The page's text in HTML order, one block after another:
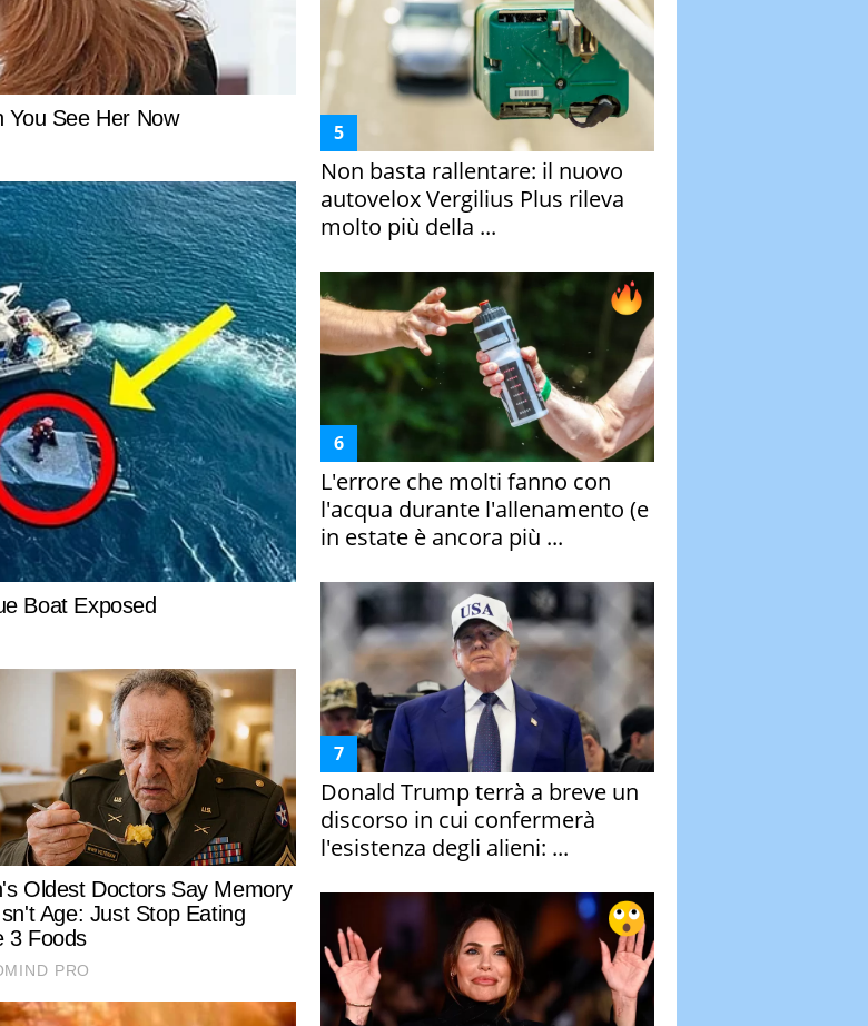
Non basta rallentare: il nuovo
autovelox Vergilius Plus rileva
molto più della ...
L'errore che molti fanno con
l'acqua durante l'allenamento (e
in estate è ancora più ...
Donald Trump terrà a breve un
discorso in cui confermerà
l'esistenza degli alieni: ...